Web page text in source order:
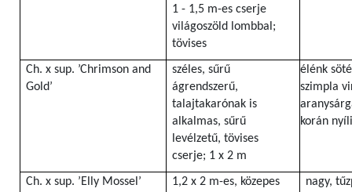
1 - 1,5 m-es cserje
világoszöld lombbal;
tövises
Ch. x sup. ’Chrimson and
Gold’
széles, sűrű
ágrendszerű,
talajtakarónak is
alkalmas, sűrű
levélzetű, tövises
cserje; 1 x 2 m
élénk
szimpla
korán
Ch. x sup. ’Elly Mossel’
1,2 x 2 m-es, közepes
nagy,